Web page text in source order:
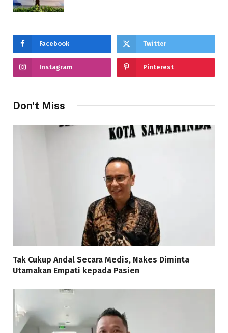
Facebook Twitter
Instagram Pinterest
Don't Miss
Tak Cukup Andal Secara Medis, Nakes Diminta
Utamakan Empati kepada Pasien